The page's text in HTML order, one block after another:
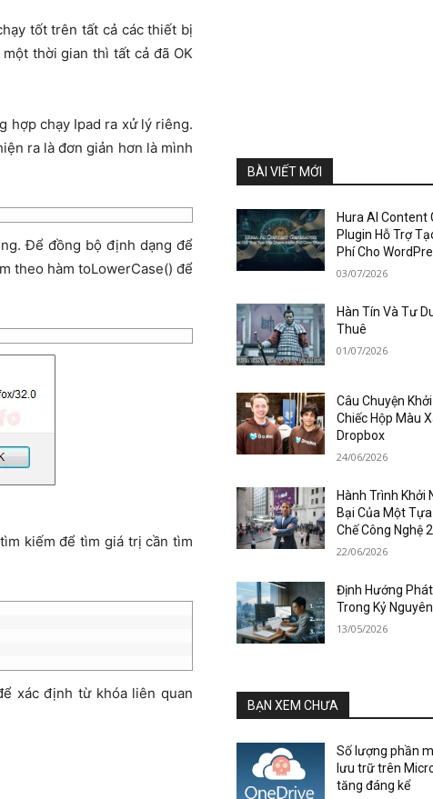
tốt trên tất cả các thiết bị
thời gian thì tất cả đã OK
hợp chạy Ipad ra xử lý riêng.
ra là đơn giản hơn là mình
Để đồng bộ định dạng để
theo hàm toLowerCase() để
kiếm để tìm giá trị cần tìm
xác định từ khóa liên quan
BÀI VIẾT MỚI
Hura AI Content
Plugin Hỗ Trợ
Phí Cho
03/07/2026
Hàn Tín Và Tư
Thuê
01/07/2026
Câu Chuyện
Chiếc Hộp Màu
Dropbox
24/06/2026
Hành Trình Khởi
Bại Của Một
Chế Công Nghệ
22/06/2026
Định Hướng
Trong Kỷ Nguyên
13/05/2026
BẠN XEM CHƯA
Số lượng phần
lưu trữ trên
tăng đáng kể